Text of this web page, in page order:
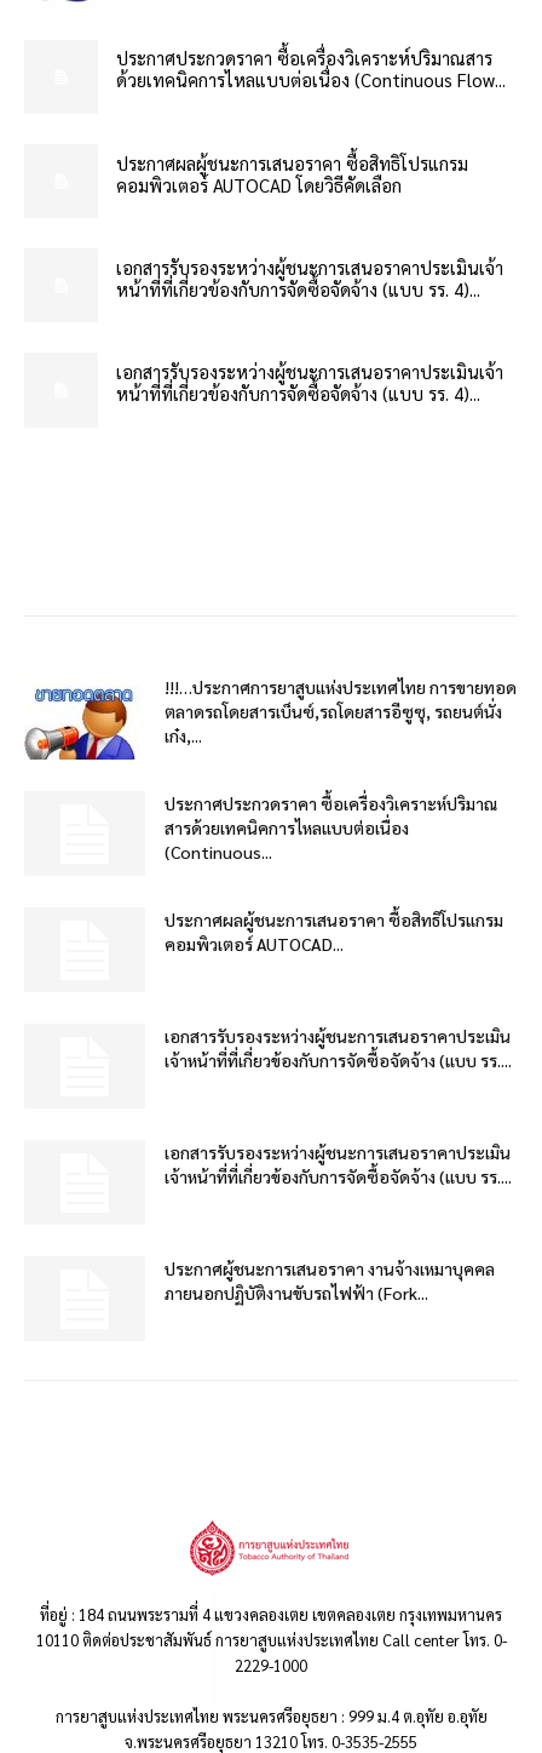
ประกาศประกวดราคา ซื้อเครื่องวิเคราะห์ปริมาณสาร
ด้วยเทคนิคการไหลแบบต่อเนื่อง (Continuous Flow...
ประกาศผลผู้ชนะการเสนอราคา ซื้อสิทธิโปรแกรม
คอมพิวเตอร์ AUTOCAD โดยวิธีคัดเลือก
เอกสารรับรองระหว่างผู้ชนะการเสนอราคาประเมินเจ้า
หน้าที่ที่เกี่ยวข้องกับการจัดซื้อจัดจ้าง (แบบ รร. 4)...
เอกสารรับรองระหว่างผู้ชนะการเสนอราคาประเมินเจ้า
หน้าที่ที่เกี่ยวข้องกับการจัดซื้อจัดจ้าง (แบบ รร. 4)...
!!!…ประกาศการยาสูบแห่งประเทศไทย การขายทอด
ตลาดรถโดยสารเบ็นซ์,รถโดยสารอีซูซุ, รถยนต์นั่ง
เก๋ง,...
ประกาศประกวดราคา ซื้อเครื่องวิเคราะห์ปริมาณ
สารด้วยเทคนิคการไหลแบบต่อเนื่อง
(Continuous...
ประกาศผลผู้ชนะการเสนอราคา ซื้อสิทธิโปรแกรม
คอมพิวเตอร์ AUTOCAD...
เอกสารรับรองระหว่างผู้ชนะการเสนอราคาประเมิน
เจ้าหน้าที่ที่เกี่ยวข้องกับการจัดซื้อจัดจ้าง (แบบ รร....
เอกสารรับรองระหว่างผู้ชนะการเสนอราคาประเมิน
เจ้าหน้าที่ที่เกี่ยวข้องกับการจัดซื้อจัดจ้าง (แบบ รร....
ประกาศผู้ชนะการเสนอราคา งานจ้างเหมาบุคคล
ภายนอกปฏิบัติงานขับรถไฟฟ้า (Fork...
ที่อยู่ : 184 ถนนพระรามที่ 4 แขวงคลองเตย เขตคลองเตย กรุงเทพมหานคร
10110 ติดต่อประชาสัมพันธ์ การยาสูบแห่งประเทศไทย Call center โทร. 0-
2229-1000
การยาสูบแห่งประเทศไทย พระนครศรีอยุธยา : 999 ม.4 ต.อุทัย อ.อุทัย
จ.พระนครศรีอยุธยา 13210 โทร. 0-3535-2555